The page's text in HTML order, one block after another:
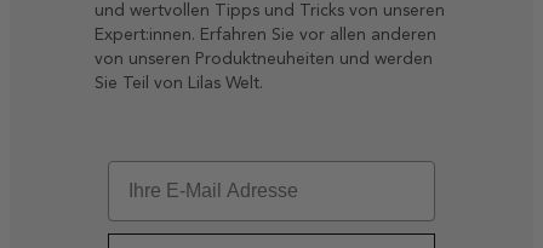
und wertvollen Tipps und Tricks von unseren
Expert:innen. Erfahren Sie vor allen anderen
von unseren Produktneuheiten und werden
Sie Teil von Lilas Welt.